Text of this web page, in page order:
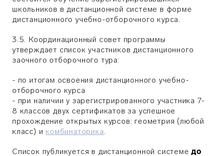
школьников в дистанционной системе в форме
дистанционного учебно-отборочного курса.
3.5. Координационный совет программы
утверждает список участников дистанционного
заочного отборочного тура:
- по итогам освоения дистанционного учебно-
отборочного курса
- при наличии у зарегистрированного участника 7-
8 классов двух сертификатов за успешное
прохождение открытых курсов: геометрия (любой
класс) и комбинаторика.
Список публикуется в дистанционной системедо